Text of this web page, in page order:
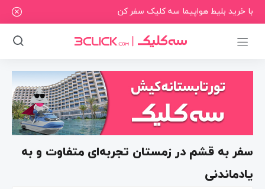
با خرید بلیط هواپیما سه کلیک سفر کن
سفر به قشم در زمستان تجربه‌ای متفاوت و به
یادماندنی